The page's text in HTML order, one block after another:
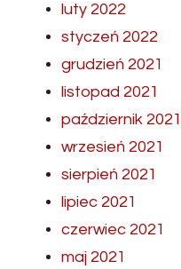
luty 2022
styczeń 2022
grudzień 2021
listopad 2021
październik 2021
wrzesień 2021
sierpień 2021
lipiec 2021
czerwiec 2021
maj 2021